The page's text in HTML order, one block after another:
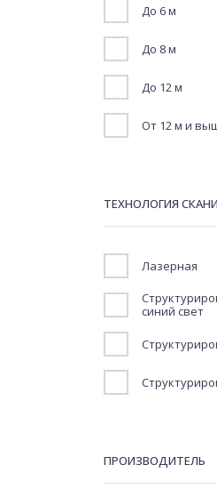
До 6 м
До 8 м
До 12 м
От 12 м и
ТЕХНОЛОГИЯ
Лазерная
синий свет
ПРОИЗВОДИТЕЛЬ